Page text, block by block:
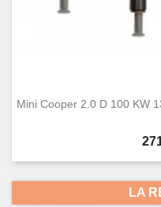
Mini Cooper 2.0 D 100 KW
Pret
LA